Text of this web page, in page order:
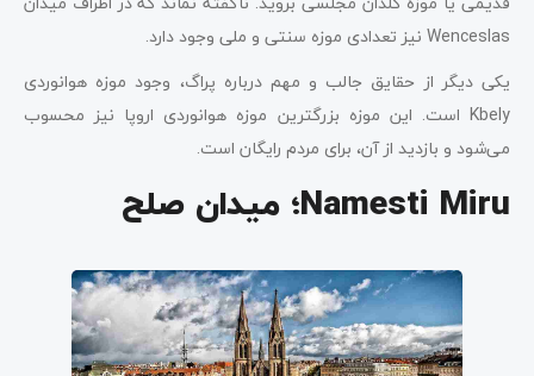
Wenceslas نیز تعدادی موزه‌ سنتی و ملی وجود دارد.
یکی دیگر از حقایق جالب و مهم درباره پراگ، وجود موزه هوانوردی
Kbely است. این موزه بزرگترین موزه هوانوردی اروپا نیز محسوب
می‌شود و بازدید از آن، برای مردم رایگان است.
Namesti Miru؛ میدان صلح